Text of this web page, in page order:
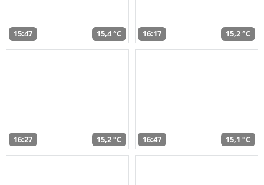
15:47 15,4 °C 16:17 15,2 °C
16:27 15,2 °C 16:47 15,1 °C